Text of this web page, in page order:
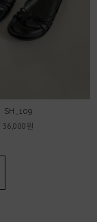
SH_109
36,000원